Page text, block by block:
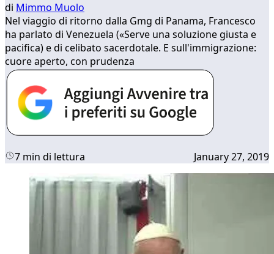
di Mimmo Muolo
Nel viaggio di ritorno dalla Gmg di Panama, Francesco
ha parlato di Venezuela («Serve una soluzione giusta e
pacifica) e di celibato sacerdotale. E sull'immigrazione:
cuore aperto, con prudenza
7 min di lettura January 27, 2019